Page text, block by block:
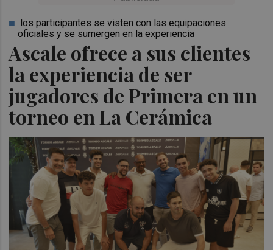
Ascale ofrece a sus clientes
la experiencia de ser
jugadores de Primera en un
torneo en La Cerámica
los participantes se visten con las equipaciones
oficiales y se sumergen en la experiencia